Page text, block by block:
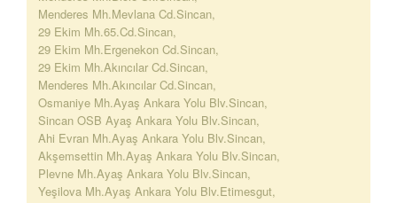
Menderes Mh.Mevlana Cd.Sincan,
29 Ekim Mh.65.Cd.Sincan,
29 Ekim Mh.Ergenekon Cd.Sincan,
29 Ekim Mh.Akıncılar Cd.Sincan,
Menderes Mh.Akıncılar Cd.Sincan,
Osmaniye Mh.Ayaş Ankara Yolu Blv.Sincan,
Sincan OSB Ayaş Ankara Yolu Blv.Sincan,
Ahi Evran Mh.Ayaş Ankara Yolu Blv.Sincan,
Akşemsettin Mh.Ayaş Ankara Yolu Blv.Sincan,
Plevne Mh.Ayaş Ankara Yolu Blv.Sincan,
Yeşilova Mh.Ayaş Ankara Yolu Blv.Etimesgut,